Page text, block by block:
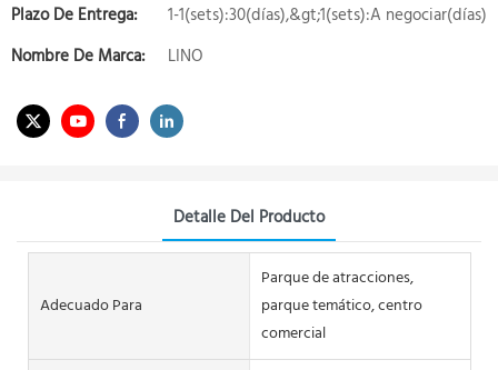
Plazo De Entrega:
1-1(sets):30(días),&gt;1(sets):A negociar(días)
Nombre De Marca:
LINO
Detalle Del Producto
Adecuado Para
Parque de atracciones,
parque temático, centro
comercial